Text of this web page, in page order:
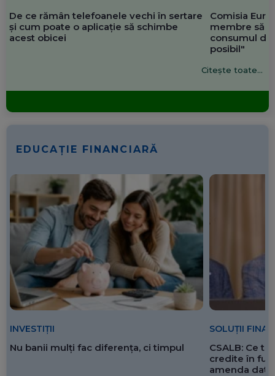
De ce rămân telefoanele vechi în sertare
și cum poate o aplicație să schimbe
acest obicei
Comisia
membre să
consumul de
posibil"
Citește toate...
EDUCAȚIE FINANCIARĂ
INVESTIȚII
Nu banii mulți fac diferența, ci timpul
SOLUȚII
CSALB: Ce
credite în
amenda